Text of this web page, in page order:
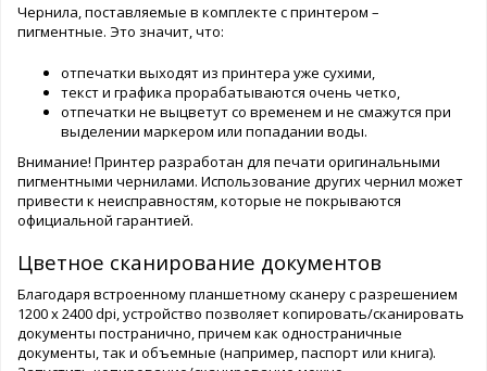
Чернила, поставляемые в комплекте с принтером –
пигментные. Это значит, что:
отпечатки выходят из принтера уже сухими,
текст и графика прорабатываются очень четко,
отпечатки не выцветут со временем и не смажутся при
выделении маркером или попадании воды.
Внимание! Принтер разработан для печати оригинальными
пигментными чернилами. Использование других чернил может
привести к неисправностям, которые не покрываются
официальной гарантией.
Цветное сканирование документов
Благодаря встроенному планшетному сканеру с разрешением
1200 х 2400 dpi, устройство позволяет копировать/сканировать
документы постранично, причем как одностраничные
документы, так и объемные (например, паспорт или книга).